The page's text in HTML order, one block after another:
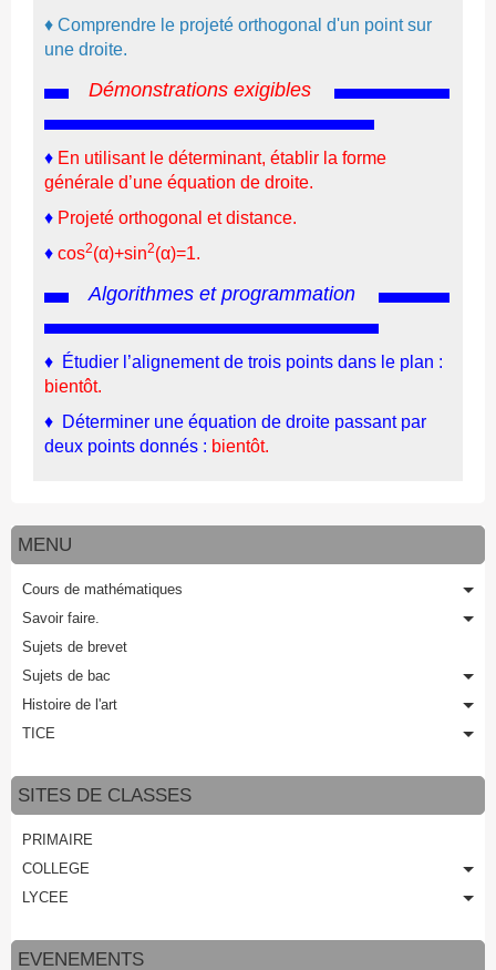
♦ Comprendre l e projeté orthogonal d'un point sur
une droite.
Démonstrations exigibles
♦ En utilisant le déterminant, établir la forme
générale d’une équation de droite.
♦ Projeté orthogonal et distance.
♦ cos2(α)+sin2(α)=1.
Algorithmes et programmation
♦ Étudier l’alignement de trois points dans le plan :
bientôt.
♦ Déterminer une équation de droite passant par
deux points donnés : bientôt.
MENU
Cours de mathématiques
Savoir faire.
Sujets de brevet
Sujets de bac
Histoire de l'art
TICE
SITES DE CLASSES
PRIMAIRE
COLLEGE
LYCEE
EVENEMENTS